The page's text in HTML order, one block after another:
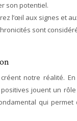
son potentiel.
l’œil aux signes et
sont
notre réalité. En
jouent un
qui